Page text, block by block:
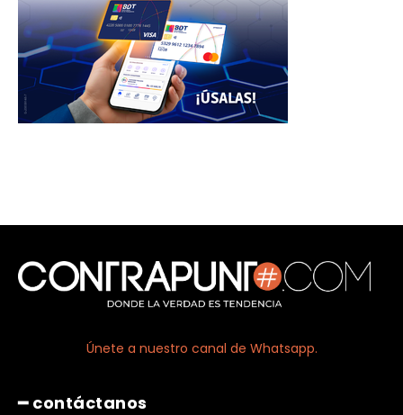
Únete a nuestro canal de Whatsapp.
━ contáctanos